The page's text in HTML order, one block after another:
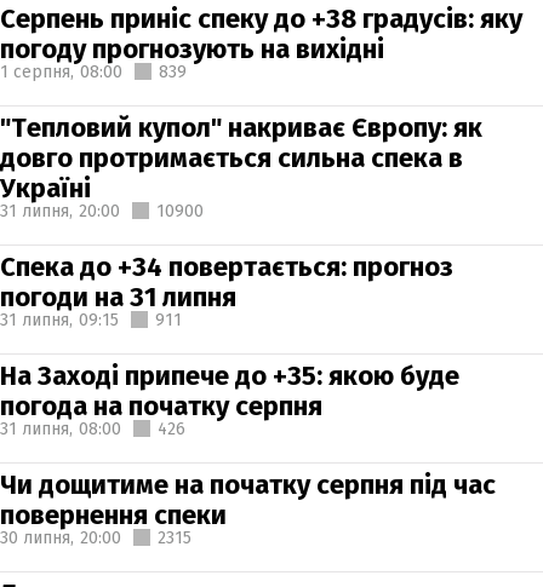
Серпень приніс спеку до +38 градусів: яку
погоду прогнозують на вихідні
1 серпня, 08:00 839
"Тепловий купол" накриває Європу: як
довго протримається сильна спека в
Україні
31 липня, 20:00 10900
Спека до +34 повертається: прогноз
погоди на 31 липня
31 липня, 09:15 911
На Заході припече до +35: якою буде
погода на початку серпня
31 липня, 08:00 426
Чи дощитиме на початку серпня під час
повернення спеки
30 липня, 20:00 2315